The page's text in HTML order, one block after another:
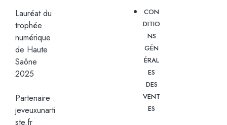
Lauréat du
trophée
numérique
de Haute
Saône
2025
Partenaire :
jeveuxunarti
ste.fr
CON
DITIO
NS
GÉN
ÉRAL
ES
DES
VENT
ES